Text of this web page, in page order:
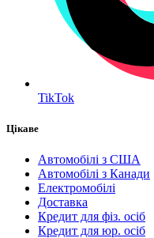
TikTok
Цікаве
Автомобілі з США
Автомобілі з Канади
Електромобілі
Доставка
Кредит для фіз. осіб
Кредит для юр. осіб